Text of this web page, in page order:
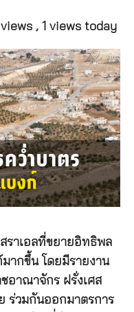
, 1 views today
ราเอลที่ขยายอิทธิพล
ากขึ้น โดยมีรายงาน
อาณาจักร ฝรั่งเศส
ร่วมกันออกมาตรการ